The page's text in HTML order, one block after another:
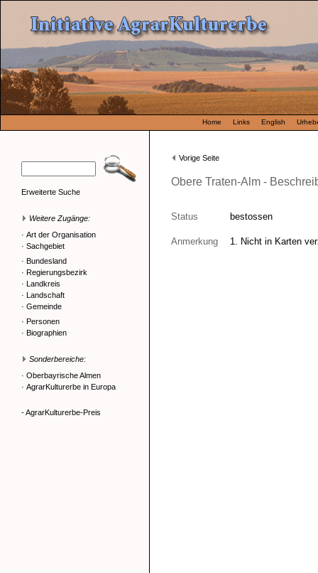
Home Links English
Erweiterte Suche
Weitere Zugänge:
· Art der Organisation
· Sachgebiet
· Bundesland
· Regierungsbezirk
· Landkreis
· Landschaft
· Gemeinde
· Personen
· Biographien
Sonderbereiche:
· Oberbayrische Almen
· AgrarKulturerbe in Europa
- AgrarKulturerbe-Preis
Vorige Seite
Obere Traten-Alm -
Status bestossen
Anmerkung 1. Nicht in Karten